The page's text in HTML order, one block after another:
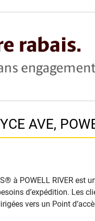
AVE,
à POWELL RIVER est
d’expédition. Les
vers un Point